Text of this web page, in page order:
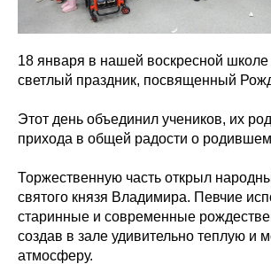
18 января в нашей воскресной
светлый праздник, посвященный
Этот день объединил учеников, их
прихода в общей радости о
Торжественную часть открыл
святого князя Владимира. Певчие
старинные и современные
создав в зале удивительно теплую и
атмосферу.